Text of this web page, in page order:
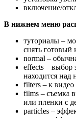
включение/
В нижнем меню
туториалы –
снять
normal –
effects – выбор
находится
filters – к
films – съемка
или пленки с
particles –